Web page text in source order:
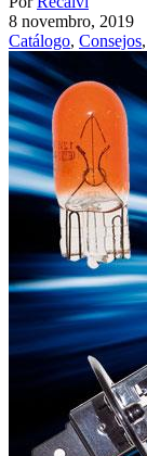
8 novembro, 2019
Catálogo, Consejos,